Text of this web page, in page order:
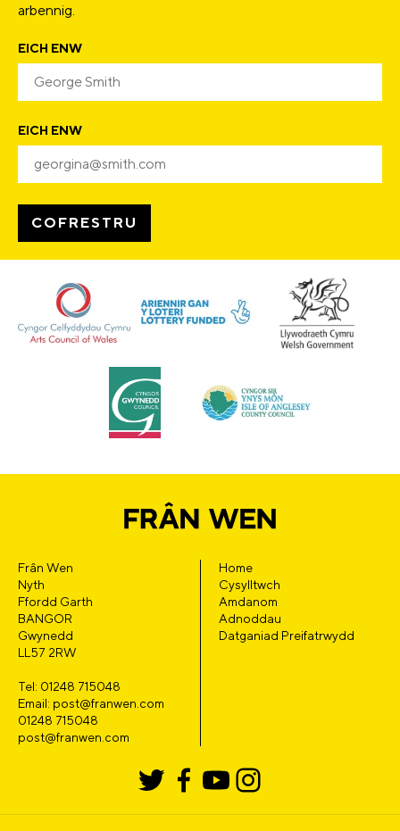
arbennig.
EICH ENW
EICH ENW
Frân Wen
Nyth
Ffordd Garth
BANGOR
Gwynedd
LL57 2RW
Tel: 01248 715048
Email: post@franwen.com
01248 715048
post@franwen.com
Home
Cysylltwch
Amdanom
Adnoddau
Datganiad Preifatrwydd